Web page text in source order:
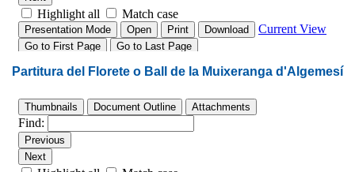
Partitura del Florete o Ball de la Muixeranga d'Algemesí